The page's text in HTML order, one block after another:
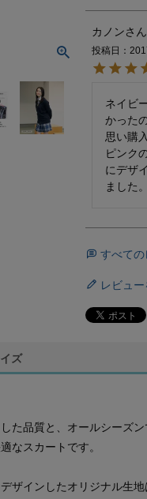
カノン
投稿日
ネイビ
かった
思い購
ピンク
にデザ
ました。
すべての
レビュー
ズ
た品質と、オールシーズ
なスカートです。
ザインしたオリジナル生